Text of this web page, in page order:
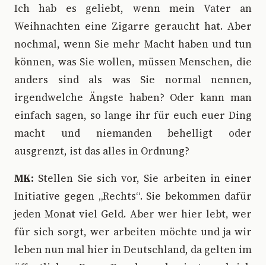
Ich hab es geliebt, wenn mein Vater an
Weihnachten eine Zigarre geraucht hat. Aber
nochmal, wenn Sie mehr Macht haben und tun
können, was Sie wollen, müssen Menschen, die
anders sind als was Sie normal nennen,
irgendwelche Ängste haben? Oder kann man
einfach sagen, so lange ihr für euch euer Ding
macht und niemanden behelligt oder
ausgrenzt, ist das alles in Ordnung?
MK: Stellen Sie sich vor, Sie arbeiten in einer
Initiative gegen „Rechts“. Sie bekommen dafür
jeden Monat viel Geld. Aber wer hier lebt, wer
für sich sorgt, wer arbeiten möchte und ja wir
leben nun mal hier in Deutschland, da gelten im